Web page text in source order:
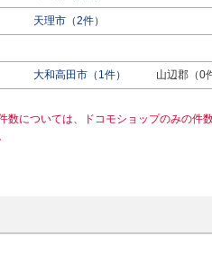
天理市（2件）
大和高田市（1件） 山辺郡（0
数については、ドコモショップのみの件